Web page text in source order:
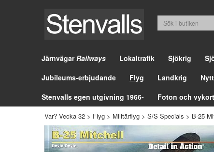
JärnvägarRailways Lokaltrafik Sjökrig
Jubileums-erbjudande
Flyg Landkrig
Stenvalls egen utgivning 1966-
Foton och vykort
Var? Vecka 32 > Flyg > Militärflyg > S/S Specials > B-25